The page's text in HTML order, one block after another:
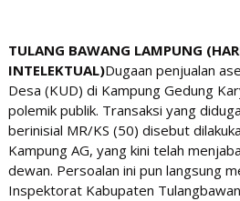
TULANG BAWANG LAMPUNG
INTELEKTUAL)Dugaan penjualan
Desa (KUD) di Kampung Gedung
polemik publik. Transaksi yang
berinisial MR/KS (50) disebut
Kampung AG, yang kini telah
dewan. Persoalan ini pun langsung
Inspektorat Kabupaten